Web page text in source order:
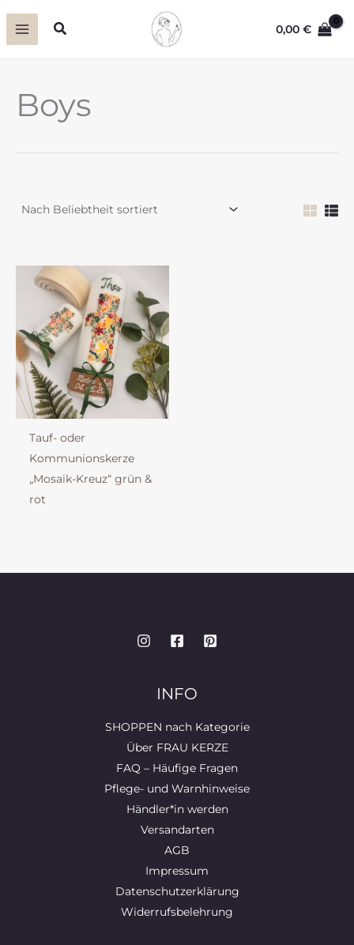
Inhalt
Suchen 0,00€
Boys
Tauf- oder
Kommunionskerze
„Mosaik-Kreuz“ grün &
rot
INFO
SHOPPEN nach Kategorie
Über FRAU KERZE
FAQ – Häufige Fragen
Pflege- und Warnhinweise
Händler*in werden
Versandarten
AGB
Impressum
Datenschutzerklärung
Widerrufsbelehrung